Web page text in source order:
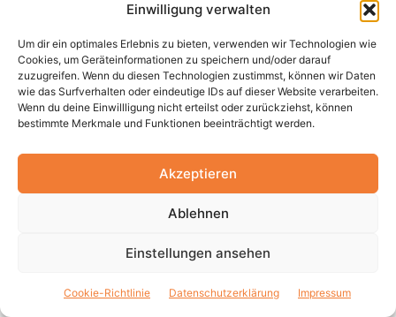
Einwilligung verwalten
Um dir ein optimales Erlebnis zu bieten, verwenden wir Technologien wie
Cookies, um Geräteinformationen zu speichern und/oder darauf
zuzugreifen. Wenn du diesen Technologien zustimmst, können wir Daten
wie das Surfverhalten oder eindeutige IDs auf dieser Website verarbeiten.
Wenn du deine Einwillligung nicht erteilst oder zurückziehst, können
bestimmte Merkmale und Funktionen beeinträchtigt werden.
Akzeptieren
Ablehnen
Einstellungen ansehen
Cookie-Richtlinie Datenschutzerklärung Impressum
Zudem erfolgt die Nutzung von Google Maps sowie der
über Google Maps erlangten Informationen nach
denGoogle-Nutzungsbedingungenund
denGeschäftsbedingungen für Google Maps.
https://adssettings.google.com/authenticated